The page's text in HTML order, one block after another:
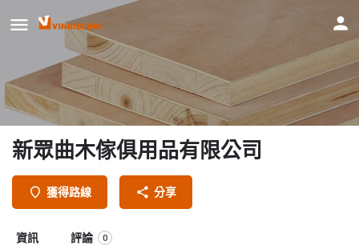
新眾曲木傢俱用品有限公司
獲得路線 分享
資訊 評論 0